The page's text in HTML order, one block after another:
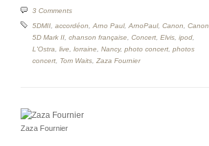
3 Comments
5DMII accordéon Arno Paul, ArnoPaul, Canon
Canon
5D Mark II chanson française Concert Elvis ipod
L'Ostra
live lorraine Nancy, photo concert photos
concert
Tom Waits Zaza Fournier
Zaza Fournier